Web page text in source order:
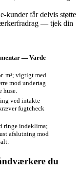
får delvis støtte
— tjek din
— Varde
m²; vigtigt med
mod undertag
huse.
ved intakte
fugtcheck
ringe indeklima;
afslutning mod
du